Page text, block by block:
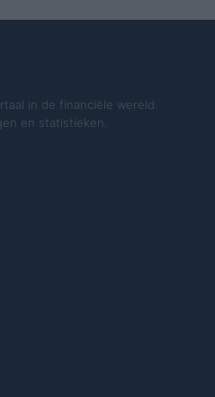
in de financiële wereld.
en statistieken.